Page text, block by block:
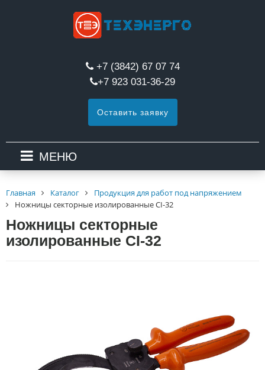
+7 (3842) 67 07 74
+7 923 031-36-29
Оставить заявку
МЕНЮ
Главная Каталог
Продукция для работ под напряжением
Ножницы секторные изолированные CI-32
Ножницы секторные
изолированные CI-32